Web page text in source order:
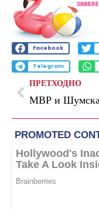
Facebook
Telegram
ПРЕТХОДНО